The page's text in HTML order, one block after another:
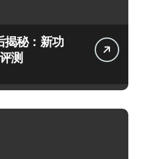
揭秘：新功
测